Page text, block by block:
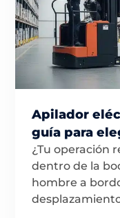
Apilador
guía para
¿Tu operación
dentro de la
hombre a